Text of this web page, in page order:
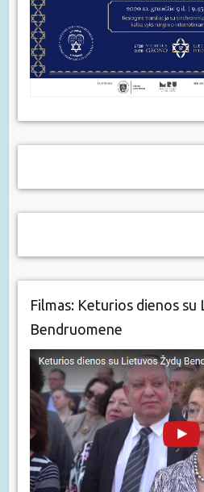
Filmas: Keturios dienos su
Bendruomene